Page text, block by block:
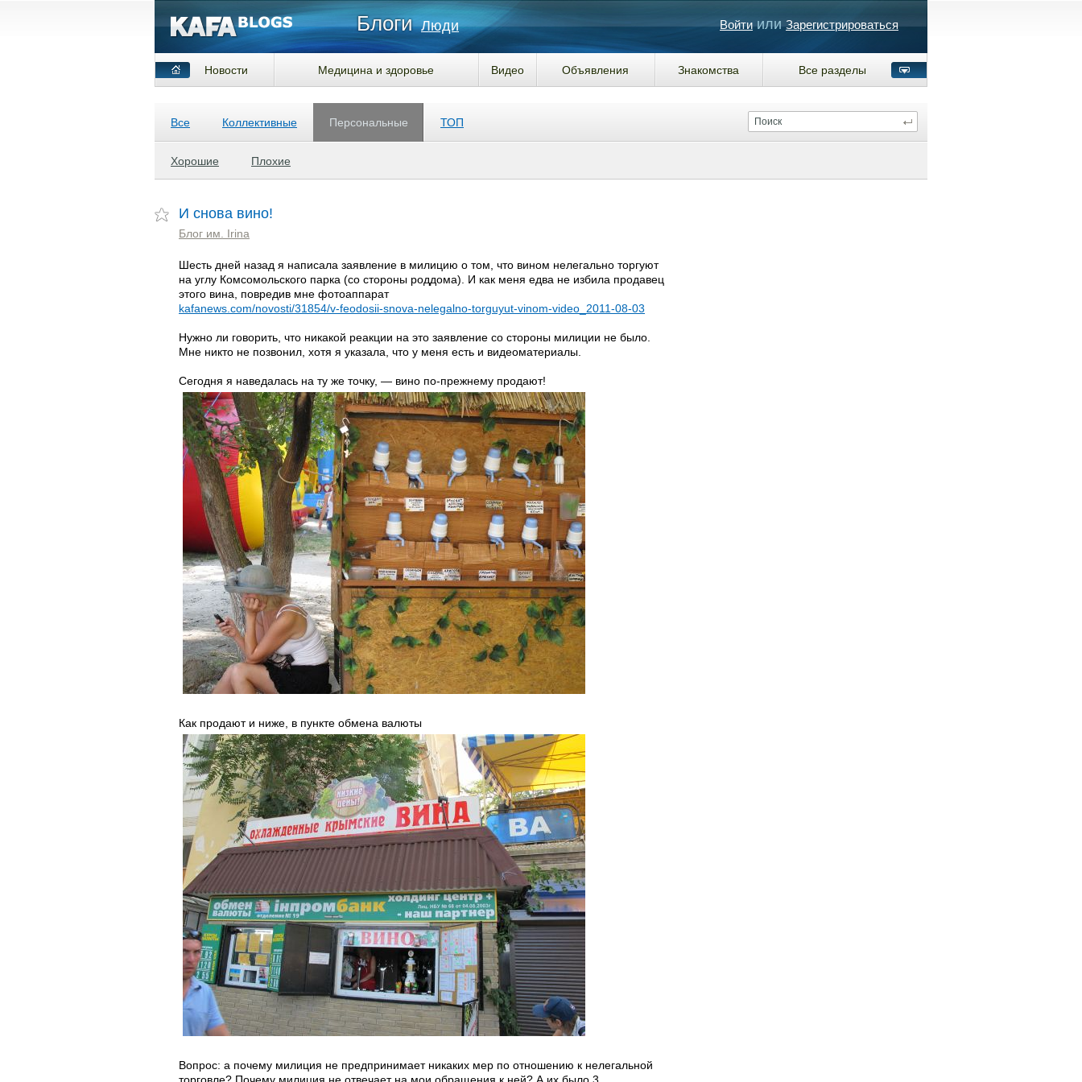
Блоги Люди ВойтиилиЗарегистрироваться
Новости Медицина и здоровье Видео Объявления Знакомства Все разделы
Все Коллективные Персональные
Хорошие Плохие
ТОП
И снова вино!
Блог им. Irina
Шесть дней назад я написала заявление в милицию о том, что вином нелегально торгуют
на углу Комсомольского парка (со стороны роддома). И как меня едва не избила продавец
этого вина, повредив мне фотоаппарат
kafanews.com/novosti/31854/v-feodosii-snova-nelegalno-torguyut-vinom-video_2011-08-03
Нужно ли говорить, что никакой реакции на это заявление со стороны милиции не было.
Мне никто не позвонил, хотя я указала, что у меня есть и видеоматериалы.
Сегодня я наведалась на ту же точку, — вино по-прежнему продают!
Как продают и ниже, в пункте обмена валюты
Вопрос: а почему милиция не предпринимает никаких мер по отношению к нелегальной